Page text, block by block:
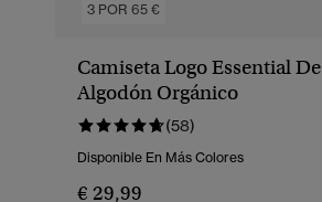
3 POR 65 €
Camiseta Logo Essential De
Algodón Orgánico
(58)
Disponible En Más Colores
€ 29,99